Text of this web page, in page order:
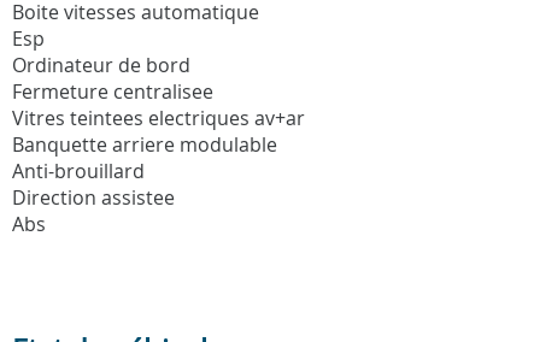
Boite vitesses automatique
Esp
Ordinateur de bord
Fermeture centralisee
Vitres teintees electriques av+ar
Banquette arriere modulable
Anti-brouillard
Direction assistee
Abs